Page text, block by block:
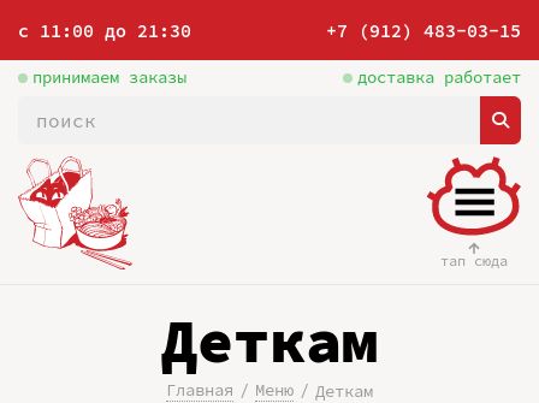
с 11:00 до 21:30 +7 (912) 483-03-15
принимаем заказы доставка работает
тап сюда
Деткам
Главная Меню Деткам